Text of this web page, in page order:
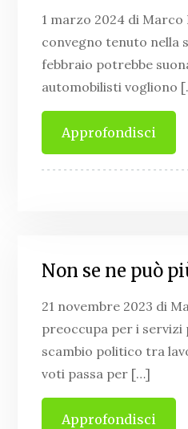
1 marzo 2024 di
convegno tenuto nella
febbraio potrebbe
automobilisti vogliono
Approfondisci
Non se ne può
21 novembre 2023 di
preoccupa per i servizi
scambio politico tra
voti passa per […]
Approfondisci